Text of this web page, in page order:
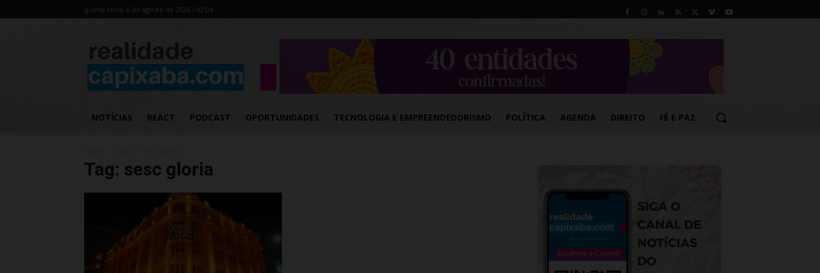
quinta-feira, 6 de agosto de 2026 / 02:04
NOTÍCIAS REACT PODCAST OPORTUNIDADES TECNOLOGIA E EMPREENDEDORISMO POLÍTICA AGENDA DIREITO FÉ E PAZ
Tag: sesc gloria